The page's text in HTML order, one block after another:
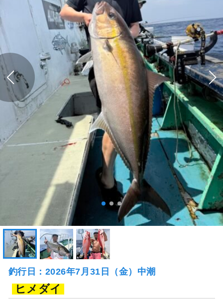
釣行日：2026年7月31日（金）中潮
ヒメダイ